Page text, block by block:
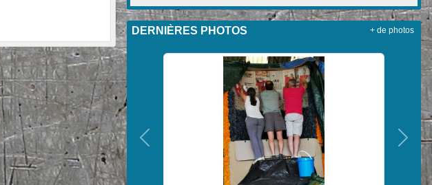
DERNIÈRES PHOTOS
Précedent
+ de photos